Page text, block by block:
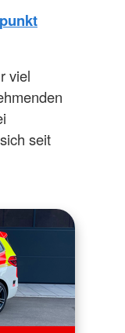
viel
seit